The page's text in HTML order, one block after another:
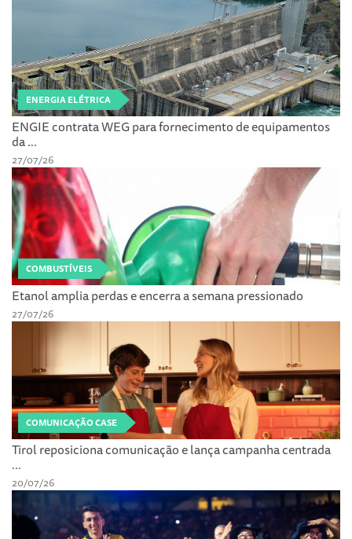
ENERGIA ELÉTRICA
ENGIE contrata WEG para fornecimento de equipamentos
da ...
27/07/26
COMBUSTÍVEIS
Etanol amplia perdas e encerra a semana pressionado
27/07/26
COMUNICAÇÃO CASE
Tirol reposiciona comunicação e lança campanha centrada
...
20/07/26